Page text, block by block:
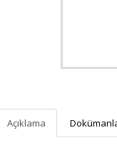
internet
kartı güvenliğini
Açıklama